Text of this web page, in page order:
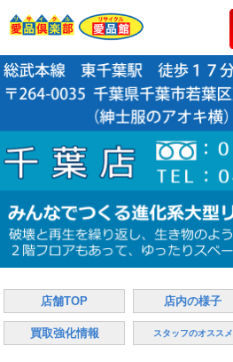
店舗TOP 店内の様子
買取強化情報 スタッフのオススメ